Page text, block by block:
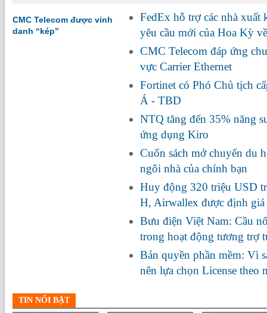
CMC Telecom được vinh
danh “kép”
FedEx hỗ trợ các nhà xuất
yêu cầu mới của Hoa Kỳ
CMC Telecom đáp ứng
vực Carrier Ethernet
Fortinet có Phó Chủ tịch
Á - TBD
NTQ tăng đến 35% năng
ứng dụng Kiro
Cuốn sách mở chuyến du
ngôi nhà của chính bạn
Huy động 320 triệu USD
H, Airwallex được định
Bưu điện Việt Nam: Cầu
trong hoạt động tương trợ
Bản quyền phần mềm: Vì
nên lựa chọn License theo
TIN NỔI BẬT